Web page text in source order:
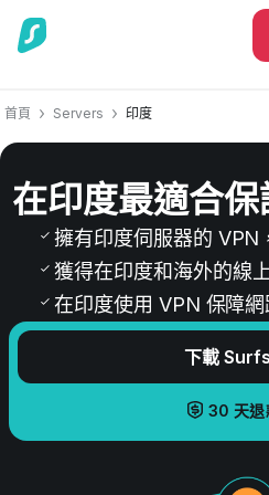
首頁 Servers 印度
在印度最適合
擁有印度伺服器的 VPN
獲得在印度和海外的線
在印度使用 VPN 保障
下載
30 天退